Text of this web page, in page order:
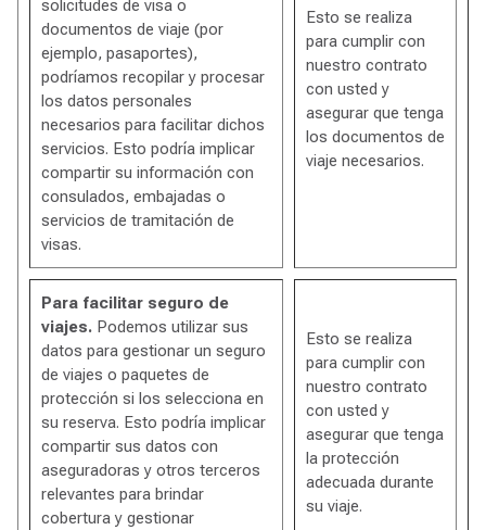
solicitudes de visa o
documentos de viaje (por
ejemplo, pasaportes),
podríamos recopilar y procesar
los datos personales
necesarios para facilitar dichos
servicios. Esto podría implicar
compartir su información con
consulados, embajadas o
servicios de tramitación de
visas.
Esto se realiza
para cumplir con
nuestro contrato
con usted y
asegurar que tenga
los documentos de
viaje necesarios.
Para facilitar seguro de
viajes. Podemos utilizar sus
datos para gestionar un seguro
de viajes o paquetes de
protección si los selecciona en
su reserva. Esto podría implicar
compartir sus datos con
aseguradoras y otros terceros
relevantes para brindar
cobertura y gestionar
Esto se realiza
para cumplir con
nuestro contrato
con usted y
asegurar que tenga
la protección
adecuada durante
su viaje.